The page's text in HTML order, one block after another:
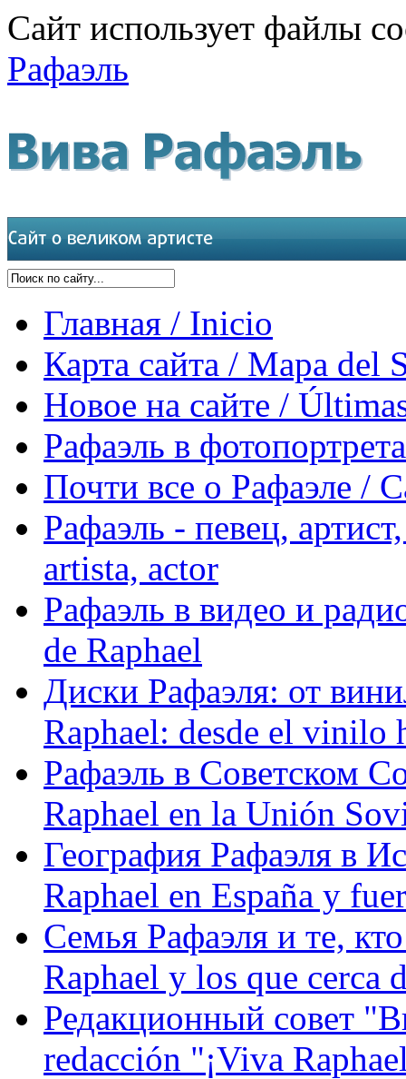
Сайт использует файлы
Рафаэль
Главная / Inicio
Карта сайта / Mapa del
Новое на сайте /
Рафаэль в
Почти все о Рафаэле /
Рафаэль - певец,
artista, actor
Рафаэль в видео и
de Raphael
Диски Рафаэля: от
Raphael: desde el vinilo
Рафаэль в Советском
Raphael en la Unión
География Рафаэля в
Raphael en España y
Семья Рафаэля и те,
Raphael y los que cerca
Редакционный совет
redacción "¡Viva